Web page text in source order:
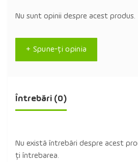
Nu sunt opinii despre acest produs.
+ Spune-ţi opinia
Întrebări (0)
Nu există întrebări despre acest
ți întrebarea.